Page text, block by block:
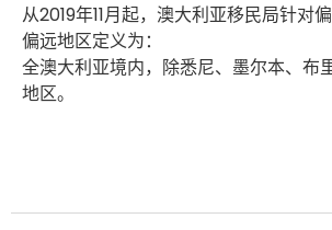
从2019年11月起，澳大利亚移民局针对
偏远地区定义为：
全澳大利亚境内，除悉尼、墨尔本、布
地区。